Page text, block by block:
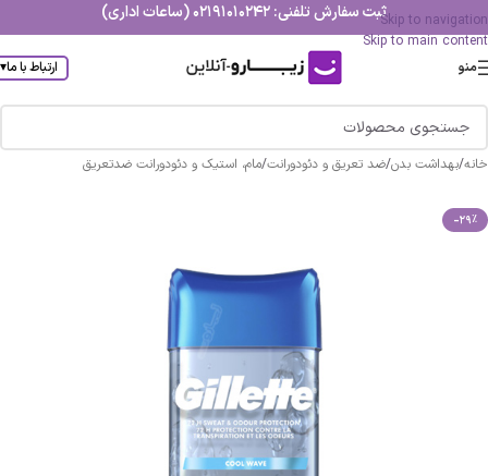
Skip to navigation
Skip to main content
ثبت سفارش تلفنی: 02191010242 (ساعات اداری)
منو ارتباط با ما▾
خانه/بهداشت بدن/ضد تعریق و دئودورانت/مام، استیک و دئودورانت ضدتعریق
-29%